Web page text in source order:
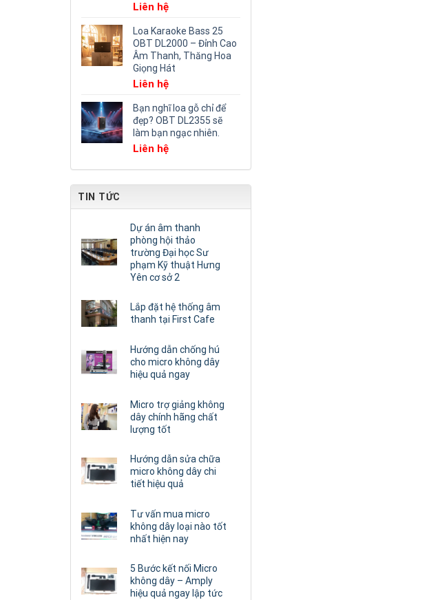
Rated5.00
Liên hệ
Loa Karaoke Bass 25
OBT DL2000 – Đỉnh Cao
Âm Thanh, Thăng Hoa
Giọng Hát
Liên hệ
Bạn nghĩ loa gỗ chỉ để
đẹp? OBT DL2355 sẽ
làm bạn ngạc nhiên.
Liên hệ
TIN TỨC
Dự án âm thanh
phòng hội thảo
trường Đại học Sư
phạm Kỹ thuật Hưng
Yên cơ sở 2
Lắp đặt hệ thống âm
thanh tại First Cafe
Hướng dẫn chống hú
cho micro không dây
hiệu quả ngay
Micro trợ giảng không
dây chính hãng chất
lượng tốt
Hướng dẫn sửa chữa
micro không dây chi
tiết hiệu quả
Tư vấn mua micro
không dây loại nào tốt
nhất hiện nay
5 Bước kết nối Micro
không dây – Amply
hiệu quả ngay lập tức